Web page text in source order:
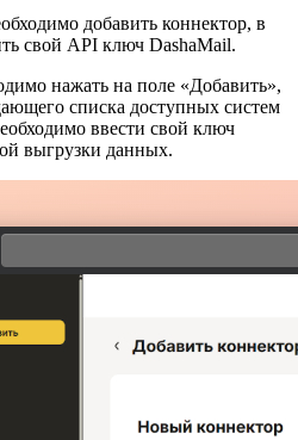
добавить коннектор, в
свой API ключ DashaMail.
нажать на поле «Добавить»,
списка доступных систем
ввести свой ключ
выгрузки данных.